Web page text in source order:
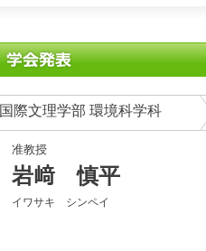
国際文理学部 環境科学科
准教授
岩﨑 慎平
イワサキ シンペイ